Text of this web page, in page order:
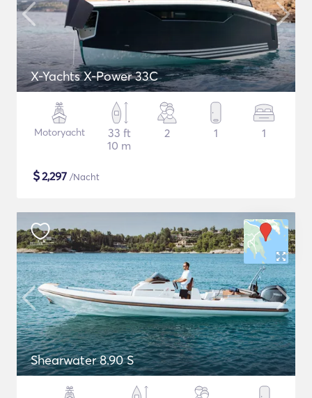
X-Yachts X-Power 33C
Motoryacht
33 ft
10 m
2 1 1
$2,297 /Nacht
Shearwater 8.90 S